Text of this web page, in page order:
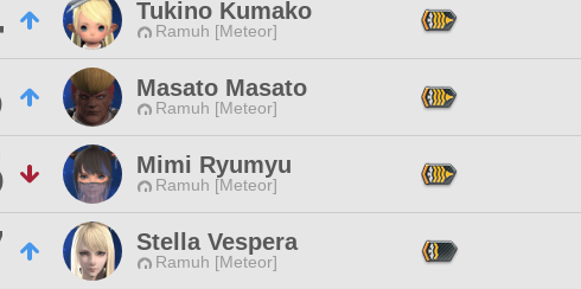
Tukino Kumako
Ramuh [Meteor]
Masato Masato
Ramuh [Meteor]
Mimi Ryumyu
Ramuh [Meteor]
Stella Vespera
Ramuh [Meteor]